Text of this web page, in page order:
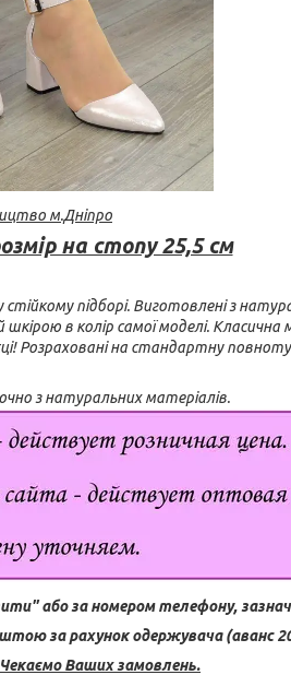
м.Дніпро
на стопу 25,5 см
підборі. Виготовлені з
в колір самої моделі. Класична
Розраховані на стандартну
з натуральних матеріалів.
або за номером телефону,
за рахунок одержувача (аванс
Ваших замовлень.